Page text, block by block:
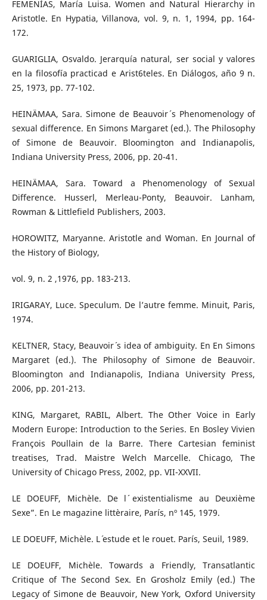
FEMENÍAS, María Luisa. Women and Natural Hierarchy in
Aristotle. En Hypatia, Villanova, vol. 9, n. 1, 1994, pp. 164-
172.
GUARIGLIA, Osvaldo. Jerarquía natural, ser social y valores
en la filosofía practicad e Arist6teles. En Diálogos, año 9 n.
25, 1973, pp. 77-102.
HEINÄMAA, Sara. Simone de Beauvoir´ s Phenomenology of
sexual difference. En Simons Margaret (ed.). The Philosophy
of Simone de Beauvoir. Bloomington and Indianapolis,
Indiana University Press, 2006, pp. 20-41.
HEINÄMAA, Sara. Toward a Phenomenology of Sexual
Difference. Husserl, Merleau-Ponty, Beauvoir. Lanham,
Rowman & Littlefield Publishers, 2003.
HOROWITZ, Maryanne. Aristotle and Woman. En Journal of
the History of Biology,
vol. 9, n. 2 ,1976, pp. 183-213.
IRIGARAY, Luce. Speculum. De l’autre femme. Minuit, Paris,
1974.
KELTNER, Stacy, Beauvoir´ s idea of ambiguity. En En Simons
Margaret (ed.). The Philosophy of Simone de Beauvoir.
Bloomington and Indianapolis, Indiana University Press,
2006, pp. 201-213.
KING, Margaret, RABIL, Albert. The Other Voice in Early
Modern Europe: Introduction to the Series. En Bosley Vivien
François Poullain de la Barre. There Cartesian feminist
treatises, Trad. Maistre Welch Marcelle. Chicago, The
University of Chicago Press, 2002, pp. VII-XXVII.
LE DOEUFF, Michèle. De l´ existentialisme au Deuxième
Sexe”. En Le magazine littèraire, París, nº 145, 1979.
LE DOEUFF, Michèle. L´ estude et le rouet. París, Seuil, 1989.
LE DOEUFF, Michèle. Towards a Friendly, Transatlantic
Critique of The Second Sex. En Grosholz Emily (ed.) The
Legacy of Simone de Beauvoir, New York, Oxford University